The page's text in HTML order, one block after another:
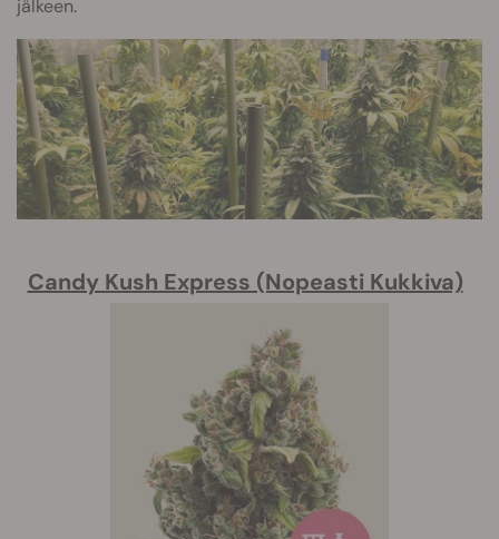
jälkeen.
Candy Kush Express (Nopeasti Kukkiva)